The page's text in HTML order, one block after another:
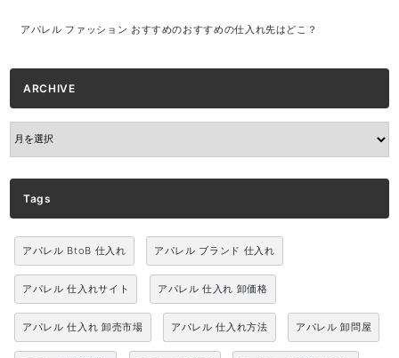
アパレル ファッション おすすめのおすすめの仕入れ先はどこ？
ARCHIVE
ARCHIVE
Tags
アパレル BtoB 仕入れ アパレル ブランド 仕入れ
アパレル 仕入れサイト アパレル 仕入れ 卸価格
アパレル 仕入れ 卸売市場 アパレル 仕入れ方法 アパレル 卸問屋